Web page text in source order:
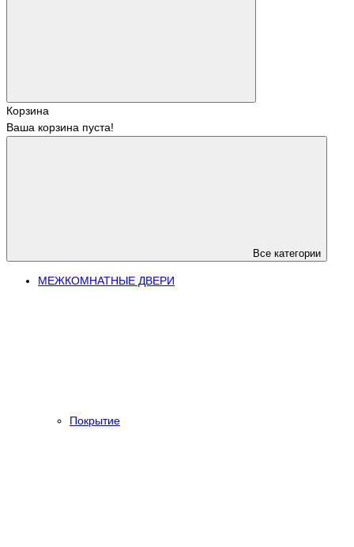
Корзина
Ваша корзина пуста!
Все категории
МЕЖКОМНАТНЫЕ ДВЕРИ
Покрытие